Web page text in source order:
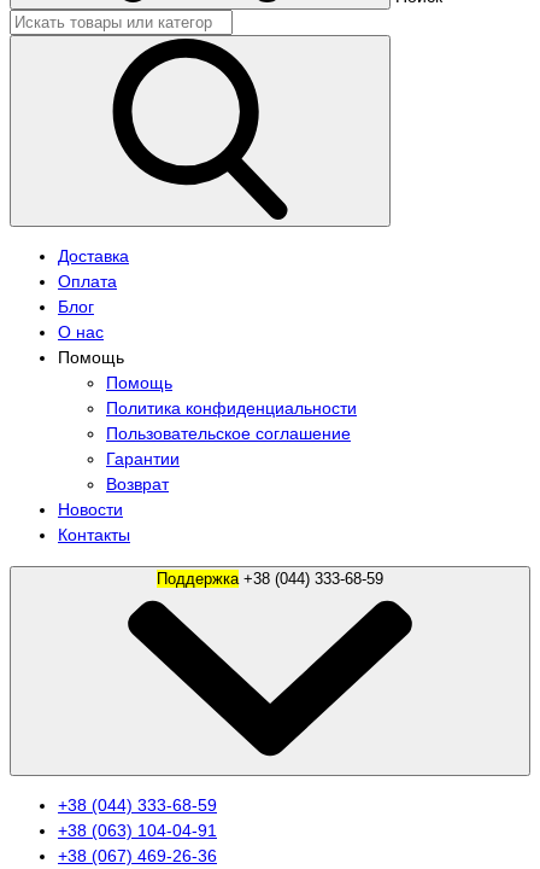
Доставка
Оплата
Блог
О нас
Помощь
Помощь
Политика конфиденциальности
Пользовательское соглашение
Гарантии
Возврат
Новости
Контакты
Поддержка
+38 (044) 333-68-59
+38 (063) 104-04-91
+38 (067) 469-26-36